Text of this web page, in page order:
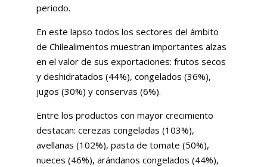
periodo.
En este lapso todos los sectores del ámbito
de Chilealimentos muestran importantes alzas
en el valor de sus exportaciones: frutos secos
y deshidratados (44%), congelados (36%),
jugos (30%) y conservas (6%).
Entre los productos con mayor crecimiento
destacan: cerezas congeladas (103%),
avellanas (102%), pasta de tomate (50%),
nueces (46%), arándanos congelados (44%),